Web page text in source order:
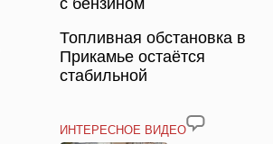
с бензином
Топливная обстановка в
Прикамье остаётся
стабильной
ИНТЕРЕСНОЕ ВИДЕО